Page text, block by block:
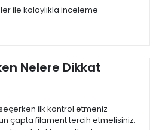
ile kolaylıkla inceleme
Nelere Dikkat
seçerken ilk kontrol etmeniz
çapta filament tercih etmelisiniz.